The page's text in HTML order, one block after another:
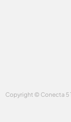
Copyright © Conecta 5